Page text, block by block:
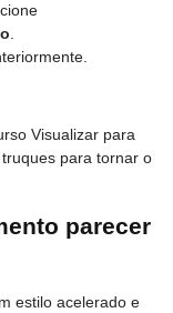
Visualizar para
para tornar o
parecer
estilo acelerado e